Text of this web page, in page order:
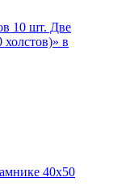
40x50